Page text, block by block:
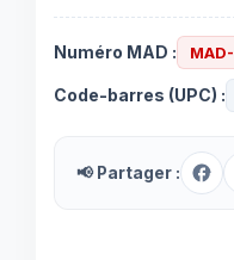
Numéro MAD :
Code-barres (UPC) :
📢 Partager :